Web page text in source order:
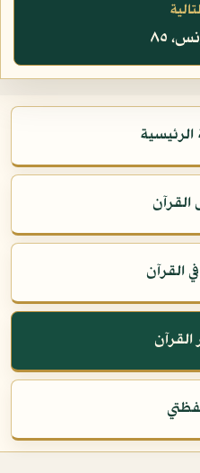
٨٥
القرآن